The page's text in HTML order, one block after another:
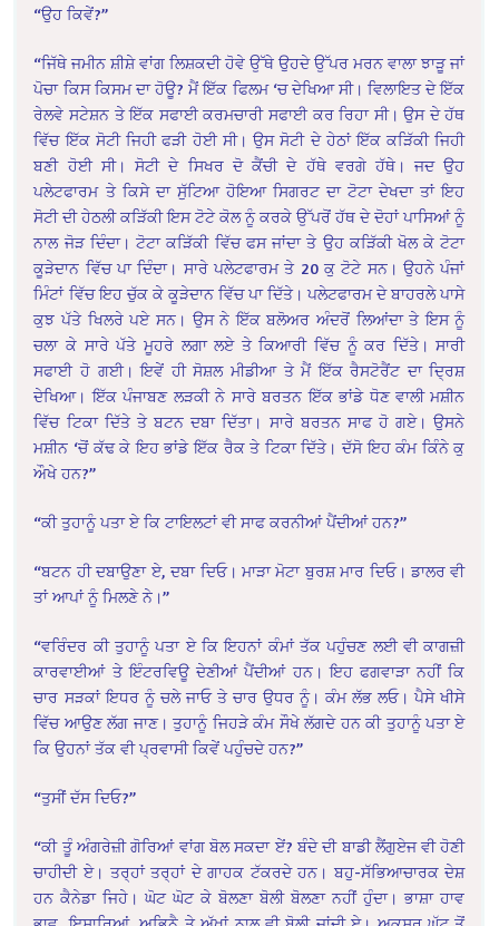
“ਉਹ ਕਿਵੇਂ?”
“ਜਿੱਥੇ ਜਮੀਨ ਸ਼ੀਸ਼ੇ ਵਾਂਗ ਲਿਸ਼ਕਦੀ ਹੋਵੇ ਉੱਥੇ ਉਹਦੇ ਉੱਪਰ ਮਰਨ ਵਾਲਾ ਝਾੜੂ ਜਾਂ
ਪੋਚਾ ਕਿਸ ਕਿਸਮ ਦਾ ਹੋਊ? ਮੈਂ ਇੱਕ ਫਿਲਮ ‘ਚ ਦੇਖਿਆ ਸੀ। ਵਿਲਾਇਤ ਦੇ ਇੱਕ
ਰੇਲਵੇ ਸਟੇਸ਼ਨ ਤੇ ਇੱਕ ਸਫਾਈ ਕਰਮਚਾਰੀ ਸਫਾਈ ਕਰ ਰਿਹਾ ਸੀ। ਉਸ ਦੇ ਹੱਥ
ਵਿੱਚ ਇੱਕ ਸੋਟੀ ਜਿਹੀ ਫੜੀ ਹੋਈ ਸੀ। ਉਸ ਸੋਟੀ ਦੇ ਹੇਠਾਂ ਇੱਕ ਕੜਿੱਕੀ ਜਿਹੀ
ਬਣੀ ਹੋਈ ਸੀ। ਸੋਟੀ ਦੇ ਸਿਖਰ ਦੋ ਕੈਂਚੀ ਦੇ ਹੱਥੇ ਵਰਗੇ ਹੱਥੇ। ਜਦ ਉਹ
ਪਲੇਟਫਾਰਮ ਤੇ ਕਿਸੇ ਦਾ ਸੁੱਟਿਆ ਹੋਇਆ ਸਿਗਰਟ ਦਾ ਟੋਟਾ ਦੇਖਦਾ ਤਾਂ ਇਹ
ਸੋਟੀ ਦੀ ਹੇਠਲੀ ਕੜਿੱਕੀ ਇਸ ਟੋਟੇ ਕੋਲ ਨੂੰ ਕਰਕੇ ਉੱਪਰੋਂ ਹੱਥ ਦੇ ਦੋਹਾਂ ਪਾਸਿਆਂ ਨੂੰ
ਨਾਲ ਜੋੜ ਦਿੰਦਾ। ਟੋਟਾ ਕੜਿੱਕੀ ਵਿੱਚ ਫਸ ਜਾਂਦਾ ਤੇ ਉਹ ਕੜਿੱਕੀ ਖੋਲ ਕੇ ਟੋਟਾ
ਕੂੜੇਦਾਨ ਵਿੱਚ ਪਾ ਦਿੰਦਾ। ਸਾਰੇ ਪਲੇਟਫਾਰਮ ਤੇ 20 ਕੁ ਟੋਟੇ ਸਨ। ਉਹਨੇ ਪੰਜਾਂ
ਮਿੰਟਾਂ ਵਿੱਚ ਇਹ ਚੁੱਕ ਕੇ ਕੂੜੇਦਾਨ ਵਿੱਚ ਪਾ ਦਿੱਤੇ। ਪਲੇਟਫਾਰਮ ਦੇ ਬਾਹਰਲੇ ਪਾਸੇ
ਕੁਝ ਪੱਤੇ ਖਿਲਰੇ ਪਏ ਸਨ। ਉਸ ਨੇ ਇੱਕ ਬਲੋਅਰ ਅੰਦਰੋਂ ਲਿਆਂਦਾ ਤੇ ਇਸ ਨੂੰ
ਚਲਾ ਕੇ ਸਾਰੇ ਪੱਤੇ ਮੂਹਰੇ ਲਗਾ ਲਏ ਤੇ ਕਿਆਰੀ ਵਿੱਚ ਨੂੰ ਕਰ ਦਿੱਤੇ। ਸਾਰੀ
ਸਫਾਈ ਹੋ ਗਈ। ਇਵੇਂ ਹੀ ਸੋਸ਼ਲ ਮੀਡੀਆ ਤੇ ਮੈਂ ਇੱਕ ਰੈਸਟੋਰੈਂਟ ਦਾ ਦ੍ਰਿਸ਼
ਦੇਖਿਆ। ਇੱਕ ਪੰਜਾਬਣ ਲੜਕੀ ਨੇ ਸਾਰੇ ਬਰਤਨ ਇੱਕ ਭਾਂਡੇ ਧੋਣ ਵਾਲੀ ਮਸ਼ੀਨ
ਵਿੱਚ ਟਿਕਾ ਦਿੱਤੇ ਤੇ ਬਟਨ ਦਬਾ ਦਿੱਤਾ। ਸਾਰੇ ਬਰਤਨ ਸਾਫ ਹੋ ਗਏ। ਉਸਨੇ
ਮਸ਼ੀਨ ‘ਚੋਂ ਕੱਢ ਕੇ ਇਹ ਭਾਂਡੇ ਇੱਕ ਰੈਕ ਤੇ ਟਿਕਾ ਦਿੱਤੇ। ਦੱਸੋ ਇਹ ਕੰਮ ਕਿੰਨੇ ਕੁ
ਔਖੇ ਹਨ?”
“ਕੀ ਤੁਹਾਨੂੰ ਪਤਾ ਏ ਕਿ ਟਾਇਲਟਾਂ ਵੀ ਸਾਫ ਕਰਨੀਆਂ ਪੈਂਦੀਆਂ ਹਨ?”
“ਬਟਨ ਹੀ ਦਬਾਉਣਾ ਏ, ਦਬਾ ਦਿਓ। ਮਾੜਾ ਮੋਟਾ ਬੁਰਸ਼ ਮਾਰ ਦਿਓ। ਡਾਲਰ ਵੀ
ਤਾਂ ਆਪਾਂ ਨੂੰ ਮਿਲਣੇ ਨੇ।”
“ਵਰਿੰਦਰ ਕੀ ਤੁਹਾਨੂੰ ਪਤਾ ਏ ਕਿ ਇਹਨਾਂ ਕੰਮਾਂ ਤੱਕ ਪਹੁੰਚਣ ਲਈ ਵੀ ਕਾਗਜ਼ੀ
ਕਾਰਵਾਈਆਂ ਤੇ ਇੰਟਰਵਿਊ ਦੇਣੀਆਂ ਪੈਂਦੀਆਂ ਹਨ। ਇਹ ਫਗਵਾੜਾ ਨਹੀਂ ਕਿ
ਚਾਰ ਸੜਕਾਂ ਇਧਰ ਨੂੰ ਚਲੇ ਜਾਓ ਤੇ ਚਾਰ ਉਧਰ ਨੂੰ। ਕੰਮ ਲੱਭ ਲਓ। ਪੈਸੇ ਖੀਸੇ
ਵਿੱਚ ਆਉਣ ਲੱਗ ਜਾਣ। ਤੁਹਾਨੂੰ ਜਿਹੜੇ ਕੰਮ ਸੌਖੇ ਲੱਗਦੇ ਹਨ ਕੀ ਤੁਹਾਨੂੰ ਪਤਾ ਏ
ਕਿ ਉਹਨਾਂ ਤੱਕ ਵੀ ਪ੍ਰਵਾਸੀ ਕਿਵੇਂ ਪਹੁੰਚਦੇ ਹਨ?”
“ਤੁਸੀਂ ਦੱਸ ਦਿਓ?”
“ਕੀ ਤੂੰ ਅੰਗਰੇਜ਼ੀ ਗੋਰਿਆਂ ਵਾਂਗ ਬੋਲ ਸਕਦਾ ਏਂ? ਬੰਦੇ ਦੀ ਬਾਡੀ ਲੈਂਗੁਏਜ ਵੀ ਹੋਣੀ
ਚਾਹੀਦੀ ਏ। ਤਰ੍ਹਾਂ ਤਰ੍ਹਾਂ ਦੇ ਗਾਹਕ ਟੱਕਰਦੇ ਹਨ। ਬਹੁ-ਸੱਭਿਆਚਾਰਕ ਦੇਸ਼
ਹਨ ਕੈਨੇਡਾ ਜਿਹੇ। ਘੋਟ ਘੋਟ ਕੇ ਬੋਲਣਾ ਬੋਲੀ ਬੋਲਣਾ ਨਹੀਂ ਹੁੰਦਾ। ਭਾਸ਼ਾ ਹਾਵ